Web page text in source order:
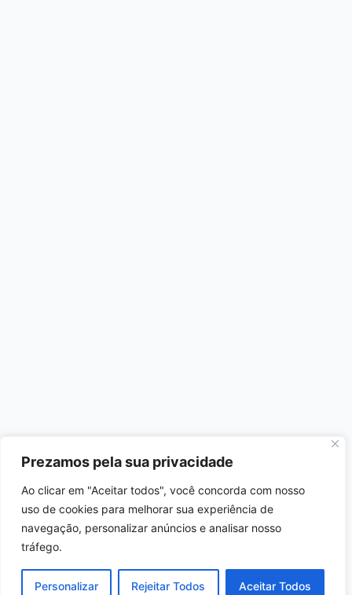
Prezamos pela sua privacidade
Ao clicar em "Aceitar todos", você concorda com nosso
uso de cookies para melhorar sua experiência de
navegação, personalizar anúncios e analisar nosso
tráfego.
Personalizar Rejeitar Todos Aceitar Todos